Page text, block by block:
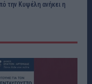
την Κυψέλη ανήκει η